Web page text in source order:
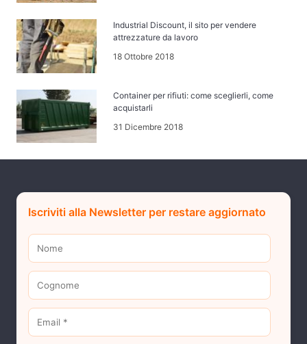
Industrial Discount, il sito per vendere
attrezzature da lavoro
18 Ottobre 2018
Container per rifiuti: come sceglierli, come
acquistarli
31 Dicembre 2018
Iscriviti alla Newsletter per restare aggiornato